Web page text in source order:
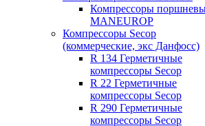
Компрессоры
MANEUROP
Компрессоры Secop
(коммерческие, экс Данфосс)
R 134 Герметичные
компрессоры Secop
R 22 Герметичные
компрессоры Secop
R 290 Герметичные
компрессоры Secop